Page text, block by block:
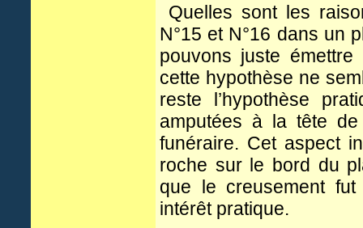
Quelles sont les
N°15 et N°16 dans un
pouvons juste
cette hypothèse ne
reste l’hypothèse
amputées à la tête
funéraire. Cet aspect
roche sur le bord du
que le creusement
intérêt pratique.